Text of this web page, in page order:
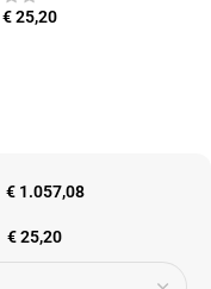
€25,20
€ 1.057,08
€25,20